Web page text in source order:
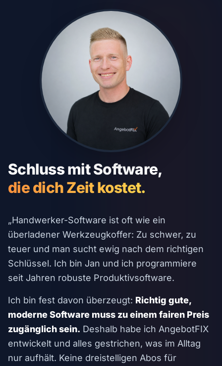
Schluss mit Software,
die dich Zeit kostet.
„Handwerker-Software ist oft wie ein
überladener Werkzeugkoffer: Zu schwer, zu
teuer und man sucht ewig nach dem richtigen
Schlüssel. Ich bin Jan und ich programmiere
seit Jahren robuste Produktivsoftware.
Ich bin fest davon überzeugt: Richtig gute,
moderne Software muss zu einem fairen Preis
zugänglich sein. Deshalb habe ich AngebotFIX
entwickelt und alles gestrichen, was im Alltag
nur aufhält. Keine dreistelligen Abos für